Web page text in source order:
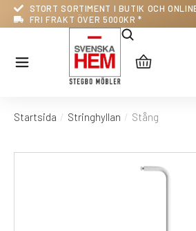
STORT SORTIMENT I BUTIK OCH
FRI FRAKT ÖVER 5000KR *
Du är här:
Startsida Stringhyllan Stång